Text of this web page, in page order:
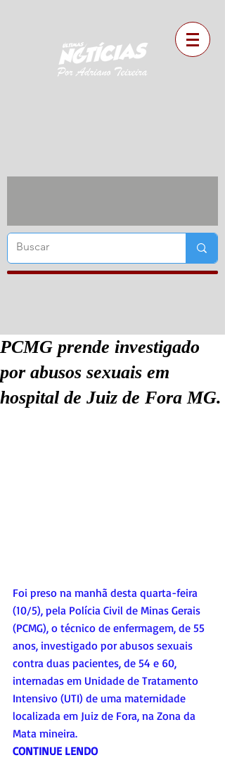
PCMG prende investigado
por abusos sexuais em
hospital de Juiz de Fora MG.
Foi preso na manhã desta quarta-feira
(10/5), pela Polícia Civil de Minas Gerais
(PCMG), o técnico de enfermagem, de 55
anos, investigado por abusos sexuais
contra duas pacientes, de 54 e 60,
internadas em Unidade de Tratamento
Intensivo (UTI) de uma maternidade
localizada em Juiz de Fora, na Zona da
Mata mineira.
CONTINUE LENDO